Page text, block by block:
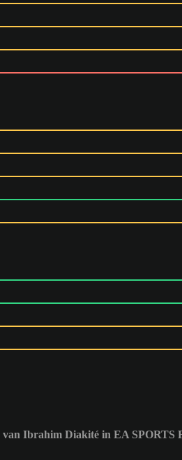
van Ibrahim Diakité in EA SPORTS